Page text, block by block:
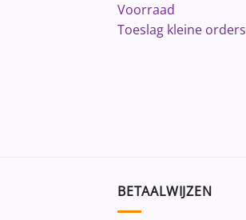
Voorraad
Toeslag kleine orders
BETAALWIJZEN